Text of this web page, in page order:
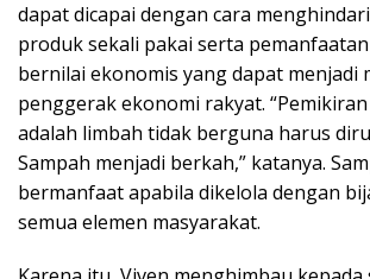
dapat dicapai dengan cara
produk sekali pakai serta
bernilai ekonomis yang dapat menjadi
penggerak ekonomi rakyat.
adalah limbah tidak berguna harus
Sampah menjadi berkah,” katanya.
bermanfaat apabila dikelola dengan
semua elemen masyarakat.